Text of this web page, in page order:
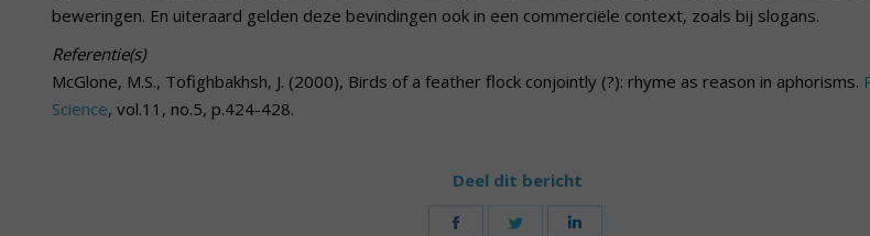
beweringen. En uiteraard gelden deze bevindingen ook in een commerciële context, zoals bij slogans.
Referentie(s)
McGlone, M.S., Tofighbakhsh, J. (2000), Birds of a feather flock conjointly (?): rhyme as reason in aphorisms.
Science, vol.11, no.5, p.424-428.
Deel dit bericht
Share
Share